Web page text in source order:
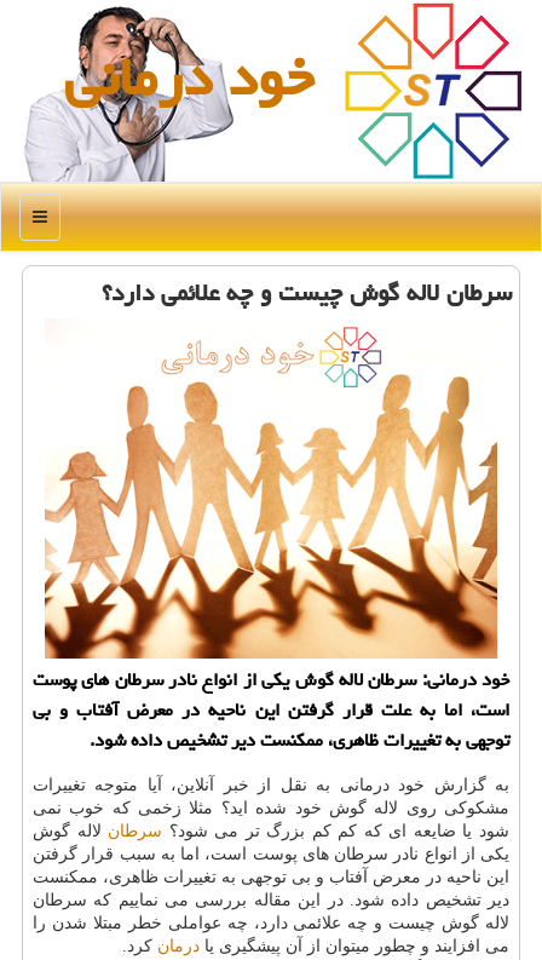
خود درمانی
منو
سرطان لاله گوش چیست و چه علائمی دارد؟
خود درمانی: سرطان لاله گوش یکی از انواع نادر سرطان های پوست
است، اما به علت قرار گرفتن این ناحیه در معرض آفتاب و بی
توجهی به تغییرات ظاهری، ممکنست دیر تشخیص داده شود.
به گزارش خود درمانی به نقل از خبر آنلاین، آیا متوجه تغییرات
مشکوکی روی لاله گوش خود شده اید؟ مثلا زخمی که خوب نمی
شود یا ضایعه ای که کم کم بزرگ تر می شود؟ سرطان لاله گوش
یکی از انواع نادر سرطان های پوست است، اما به سبب قرار گرفتن
این ناحیه در معرض آفتاب و بی توجهی به تغییرات ظاهری، ممکنست
دیر تشخیص داده شود. در این مقاله بررسی می نماییم که سرطان
لاله گوش چیست و چه علائمی دارد، چه عواملی خطر مبتلا شدن را
می افزایند و چطور میتوان از آن پیشگیری یا درمان کرد.